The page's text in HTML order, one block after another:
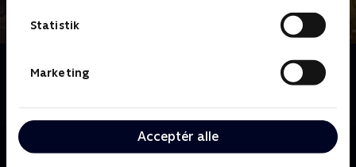
Statistik
Marketing
Acceptér alle
Om Tour de France - Højdepunkter
Se alle de vigtigste højdepunkter og begivenheder fra